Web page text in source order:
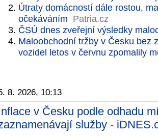
Útraty domácností dále rostou,
očekáváním Patria.cz
ČSÚ dnes zveřejní výsledky
Maloobchodní tržby v Česku bez
vozidel letos v červnu zpomalily
8. 2026, 10:13
v Česku podle odhadu
služby -